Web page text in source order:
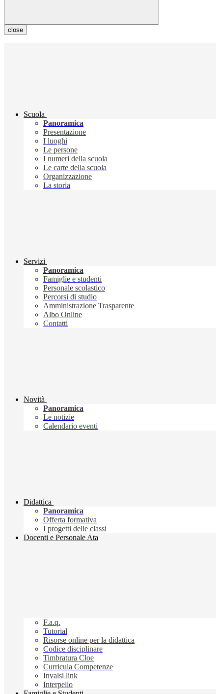
close
Scuola
Panoramica
Presentazione
I luoghi
Le persone
I numeri della scuola
Le carte della scuola
Organizzazione
La storia
Servizi
Panoramica
Famiglie e studenti
Personale scolastico
Percorsi di studio
Amministrazione Trasparente
Albo Online
Contatti
Novità
Panoramica
Le notizie
Calendario eventi
Didattica
Panoramica
Offerta formativa
I progetti delle classi
Docenti e Personale Ata
F.a.q.
Tutorial
Risorse online per la didattica
Codice disciplinare
Timbratura Cloe
Curricula Competenze
Invalsi link
Interpello